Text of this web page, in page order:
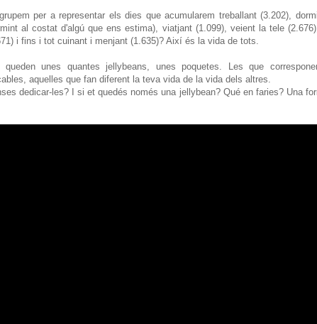
per a representar els dies que acumularem treballant (3.202),
al costat d'algú que ens estima), viatjant (1.099), veient la tele
i fins i tot cuinant i menjant (1.635)? Així és la vida de tots.
unes quantes jellybeans, unes poquetes. Les que
aquelles que fan diferent la teva vida de la vida dels altres.
dedicar-les? I si et quedés només una jellybean? Qué en faries? Una